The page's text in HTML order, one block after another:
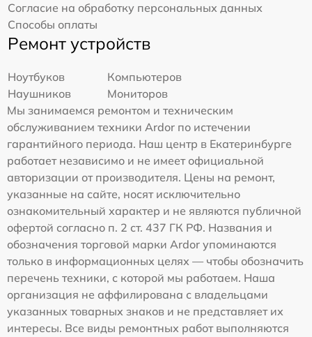
Согласие на обработку персональных данных
Способы оплаты
Ремонт устройств
Ноутбуков
Компьютеров
Наушников
Мониторов
Мы занимаемся ремонтом и техническим
обслуживанием техники Ardor по истечении
гарантийного периода. Наш центр в Екатеринбурге
работает независимо и не имеет официальной
авторизации от производителя. Цены на ремонт,
указанные на сайте, носят исключительно
ознакомительный характер и не являются публичной
офертой согласно п. 2 ст. 437 ГК РФ. Названия и
обозначения торговой марки Ardor упоминаются
только в информационных целях — чтобы обозначить
перечень техники, с которой мы работаем. Наша
организация не аффилирована с владельцами
указанных товарных знаков и не представляет их
интересы. Все виды ремонтных работ выполняются